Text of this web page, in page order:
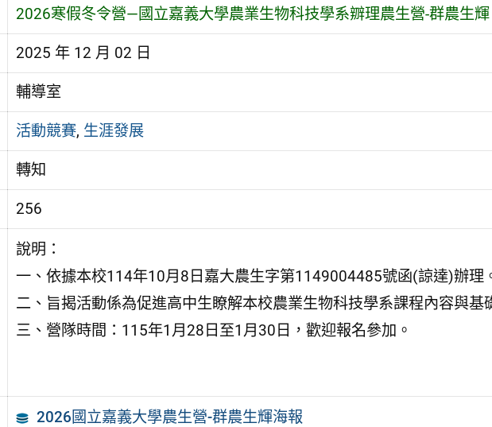
2026寒假冬令營—國立嘉義大學農業生物科技學系辧理農生營-群農生輝
2025 年 12 月 02 日
輔導室
活動競賽, 生涯發展
轉知
256
說明：
一、依據本校114年10月8日嘉大農生字第1149004485號函(諒達)辦理
二、旨揭活動係為促進高中生瞭解本校農業生物科技學系課程內容與基
三、營隊時間：115年1月28日至1月30日，歡迎報名參加。
2026國立嘉義大學農生營-群農生輝海報